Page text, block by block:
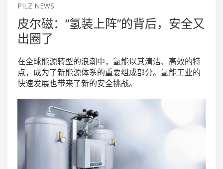
PILZ NEWS
皮尔磁：“氢装上阵”的背后，安全又
出圈了
在全球能源转型的浪潮中，氢能以其清洁、高效的特
点，成为了新能源体系的重要组成部分。氢能工业的
快速发展也带来了新的安全挑战。